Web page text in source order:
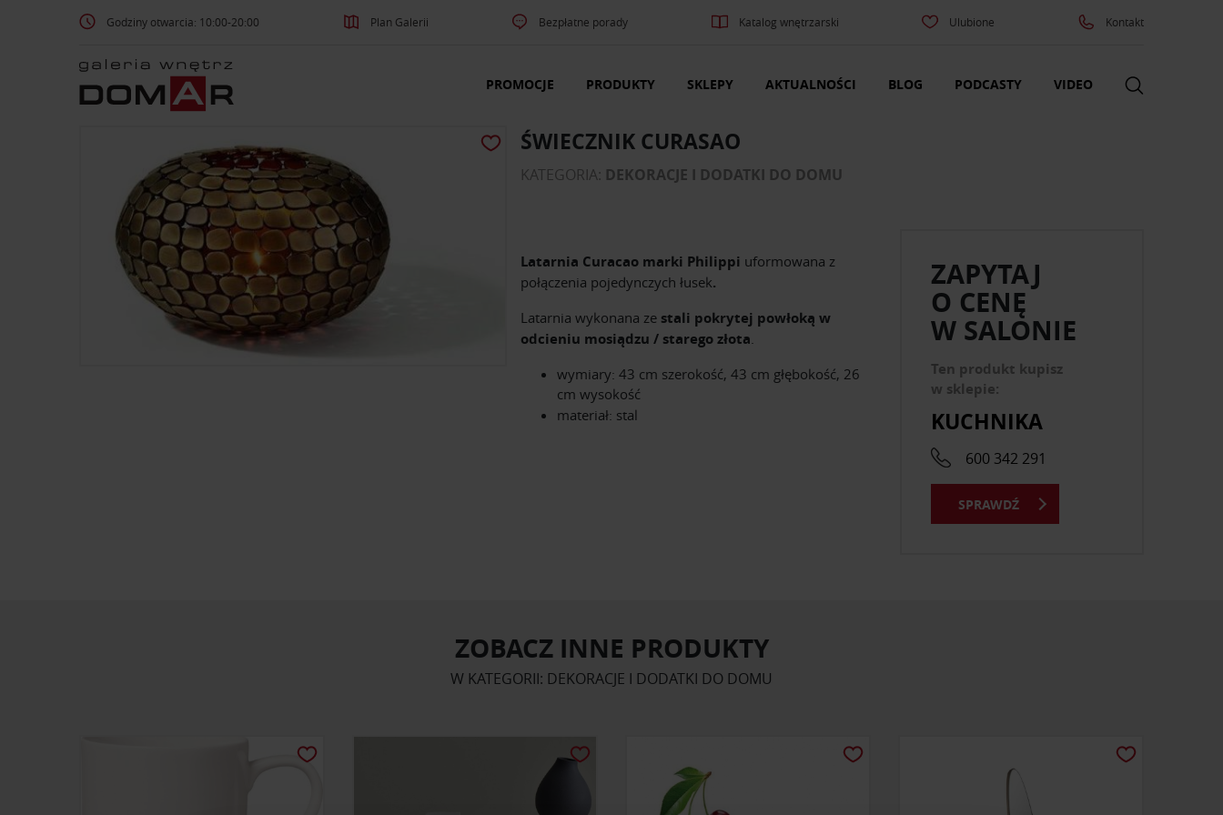
Godziny otwarcia: 10:00-20:00 Plan Galerii Bezpłatne porady Katalog wnętrzarski Ulubione Kontakt
PROMOCJE PRODUKTY SKLEPY AKTUALNOŚCI BLOG PODCASTY VIDEO
ŚWIECZNIK CURASAO
KATEGORIA: DEKORACJE I DODATKI DO DOMU
Latarnia Curacao marki Philippi uformowana z
połączenia pojedynczych łusek.
Latarnia wykonana ze stali pokrytej powłoką w
odcieniu mosiądzu / starego złota.
wymiary: 43 cm szerokość, 43 cm głębokość, 26
cm wysokość
materiał: stal
ZAPYTAJ
O CENĘ
W SALONIE
Ten produkt kupisz
w sklepie:
KUCHNIKA
600 342 291
SPRAWDŹ
ZOBACZ INNE PRODUKTY
W KATEGORII: DEKORACJE I DODATKI DO DOMU